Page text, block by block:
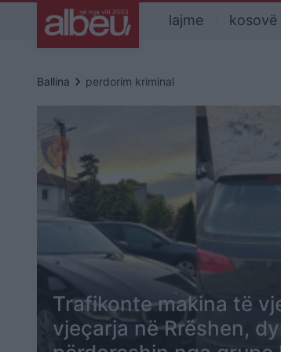
lajme kosovë
Ballina keyboard_arrow_right perdorim kriminal
Trafikonte makina të
vjeçarja në Rrëshen,